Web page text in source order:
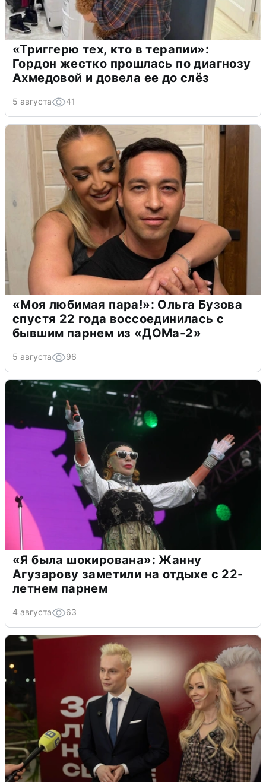
«Триггерю тех, кто в терапии»:
Гордон жестко прошлась по диагнозу
Ахмедовой и довела ее до слёз
5 августа 41
«Моя любимая пара!»: Ольга Бузова
спустя 22 года воссоединилась с
бывшим парнем из «ДОМа-2»
5 августа 96
«Я была шокирована»: Жанну
Агузарову заметили на отдыхе с 22-
летнем парнем
4 августа 63